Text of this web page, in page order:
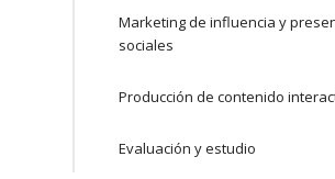
Marketing de influencia y
sociales
Producción de contenido
Evaluación y estudio